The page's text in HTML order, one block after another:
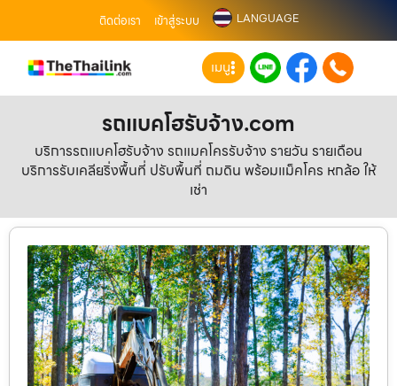
ติดต่อเรา เข้าสู่ระบบ LANGUAGE
เมนู
รถแบคโฮรับจ้าง.com
บริการรถแบคโฮรับจ้าง รถแมคโครรับจ้าง รายวัน รายเดือน
บริการรับเคลียริ่งพื้นที่ ปรับพื้นที่ ถมดิน พร้อมแม็คโคร หกล้อ ให้
เช่า